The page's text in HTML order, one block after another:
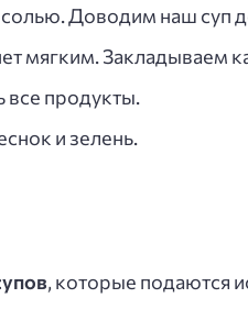
Доводим наш суп
мягким. Закладываем
продукты.
и зелень.
, которые подаются